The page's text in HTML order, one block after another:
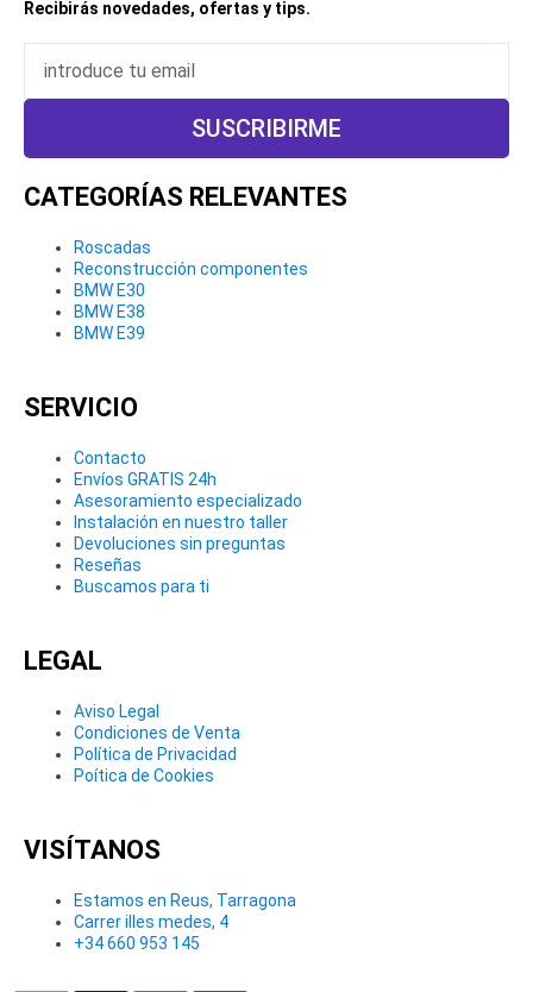
Recibirás novedades, ofertas y tips.
SUSCRIBIRME
CATEGORÍAS RELEVANTES​
Roscadas
Reconstrucción componentes
BMW E30
BMW E38
BMW E39
SERVICIO
Contacto
Envíos GRATIS 24h
Asesoramiento especializado
Instalación en nuestro taller
Devoluciones sin preguntas
Reseñas
Buscamos para ti
LEGAL
Aviso Legal
Condiciones de Venta
Política de Privacidad
Poítica de Cookies
VISÍTANOS
Estamos en Reus, Tarragona
Carrer illes medes, 4
+34 660 953 145